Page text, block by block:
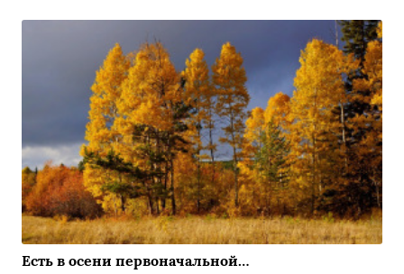
Есть в осени первоначальной…